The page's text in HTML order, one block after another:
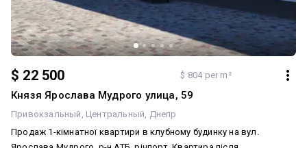
$ 22 500 $ 804 per m²
Князя Ярослава Мудрого улица, 59
Привокзальный Центральный Днепр
Продаж 1-кімнатної квартири в клубному будинку на вул.